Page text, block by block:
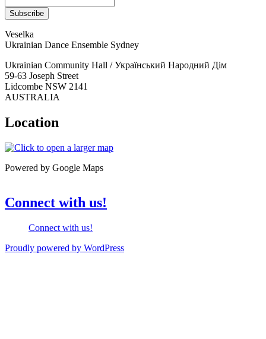
Veselka
Ukrainian Dance Ensemble Sydney
Ukrainian Community Hall / Український Народний Дім
59-63 Joseph Street
Lidcombe NSW 2141
AUSTRALIA
Location
Powered by Google Maps
Connect with us!
Connect with us!
Proudly powered by WordPress